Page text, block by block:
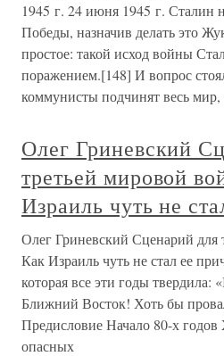
1945 г. 24 июня 1945 г. Сталин
Победы, назначив делать это
простое: такой исход войны
поражением.[148] И вопрос
коммунисты подчинят весь
Олег Гриневский
третьей мировой
Израиль чуть не
Олег Гриневский Сценарий для
Как Израиль чуть не стал ее
которая все эти годы
Ближний Восток! Хоть бы
Предисловие Начало 80-х
опасных